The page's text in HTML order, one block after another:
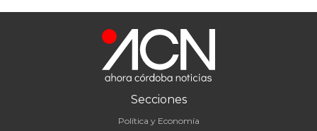
Secciones
Política y Economía